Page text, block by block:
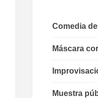
Comedia
Máscara
Muestra